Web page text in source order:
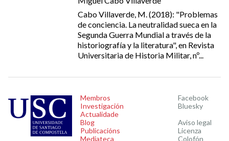
Cabo Villaverde, M. (2018): "Problemas
de conciencia. La neutralidad sueca en la
Segunda Guerra Mundial a través de la
historiografía y la literatura", en Revista
Universitaria de Historia Militar, nº...
Membros
Investigación
Actualidade
Blog
Publicacións
Mediateca
Facebook
Bluesky
Aviso legal
Licenza
Colofón